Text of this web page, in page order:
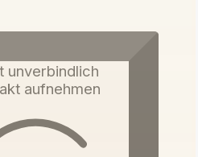
unverbindlich
aufnehmen